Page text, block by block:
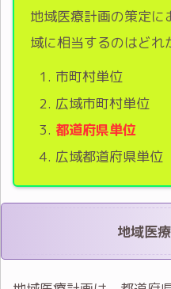
地域医療計画の策定に
域に相当するのはどれ
市町村単位
広域市町村単位
都道府県単位
広域都道府県単位
地域医